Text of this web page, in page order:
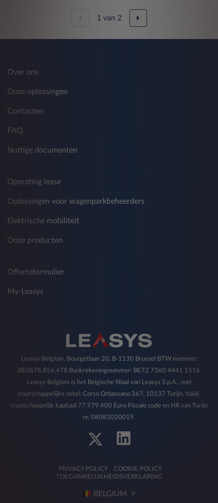
1 van 2
Over ons
Onze oplossingen
Contacten
FAQ
Nuttige documenten
Operating lease
Oplossingen voor wagenparkbeheerders
Elektrische mobiliteit
Onze producten
Offerteformulier
My-Leasys
Leasys Belgium, Bourgetlaan 20, B-1130 Brussel BTW nummer:
BE0678.856.478 Bankrekeningnummer: BE72 7360 4441 1516
Leasys Belgium is het Belgische filiaal van Leasys S.p.A., met
maatschappelijke zetel: Corso Orbassano 367, 10137 Turijn, Italië,
maatschappelijk kapitaal 77.979.400 Euro Fiscale code en HR van Turijn
nr. 08083020019.
PRIVACY POLICY
COOKIE POLICY
TOEGANKELIJKHEIDSVERKLARING
BELGIUM